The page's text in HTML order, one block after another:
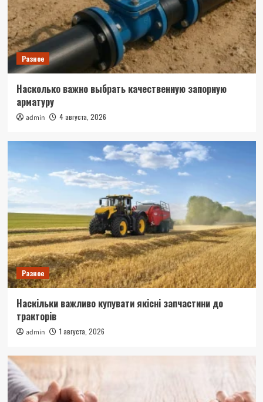
Разное
Насколько важно выбрать качественную запорную
арматуру
admin 4 августа, 2026
Разное
Наскільки важливо купувати якісні запчастини до
тракторів
admin 1 августа, 2026